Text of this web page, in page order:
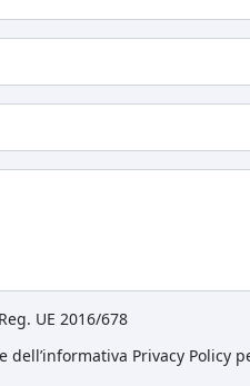
UE 2016/678
dell’informativa Privacy Policy